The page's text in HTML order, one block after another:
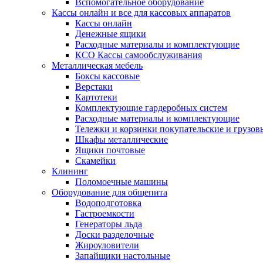
Вспомогательное оборудование
Кассы онлайн и все для кассовых аппаратов
Кассы онлайн
Денежные ящики
Расходные материалы и комплектующие
КСО Кассы самообслуживания
Металлическая мебель
Боксы кассовые
Верстаки
Картотеки
Комплектующие гардеробных систем
Расходные материалы и комплектующие
Тележки и корзинки покупательские и
Шкафы металлические
Ящики почтовые
Скамейки
Клининг
Поломоечные машины
Оборудование для общепита
Водоподготовка
Гастроемкости
Генераторы льда
Доски разделочные
Жироуловители
Запайщики настольные